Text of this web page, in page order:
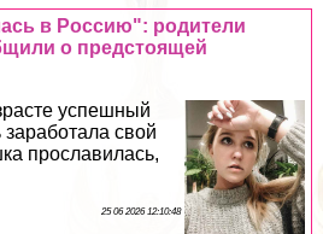
в Россию": родители
о предстоящей
успешный
свой
прославилась,
25 06 2026 12:10:48